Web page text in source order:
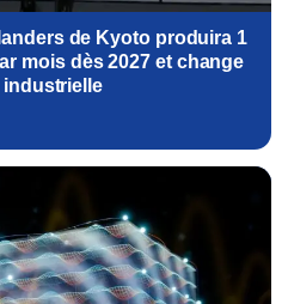
de Kyoto produira 1
mois dès 2027 et change
industrielle